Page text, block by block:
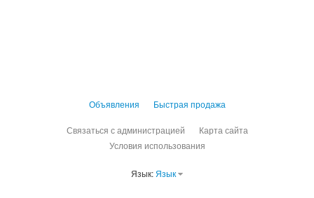
Объявления Быстрая продажа
Связаться с администрацией
Карта сайта
Условия использования
Язык: Язык